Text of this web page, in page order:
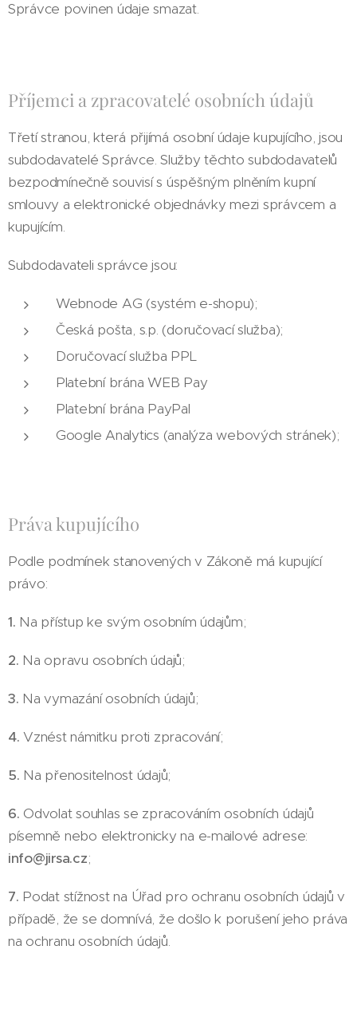
Správce povinen údaje smazat.
Příjemci a zpracovatelé osobních údajů
Třetí stranou, která přijímá osobní údaje kupujícího, jsou
subdodavatelé Správce. Služby těchto subdodavatelů
bezpodmínečně souvisí s úspěšným plněním kupní
smlouvy a elektronické objednávky mezi správcem a
kupujícím.
Subdodavateli správce jsou:
Webnode AG (systém e-shopu);
Česká pošta, s.p. (doručovací služba);
Doručovací služba PPL
Platební brána WEB Pay
Platební brána PayPal
Google Analytics (analýza webových stránek);
Práva kupujícího
Podle podmínek stanovených v Zákoně má kupující
právo:
1. Na přístup ke svým osobním údajům;
2. Na opravu osobních údajů;
3. Na vymazání osobních údajů;
4.Vznést námitku proti zpracování;
5. Na přenositelnost údajů;
6. Odvolat souhlas se zpracováním osobních údajů
písemně nebo elektronicky na e-mailové adrese:
info@jirsa.cz;
7. Podat stížnost na Úřad pro ochranu osobních údajů v
případě, že se domnívá, že došlo k porušení jeho práva
na ochranu osobních údajů.